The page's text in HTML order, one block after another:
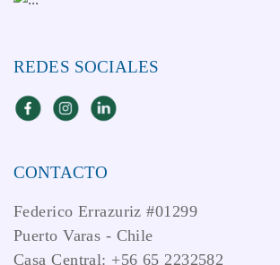
REDES SOCIALES
CONTACTO
Federico Errazuriz #01299
Puerto Varas - Chile
Casa Central: +56 65 2232582